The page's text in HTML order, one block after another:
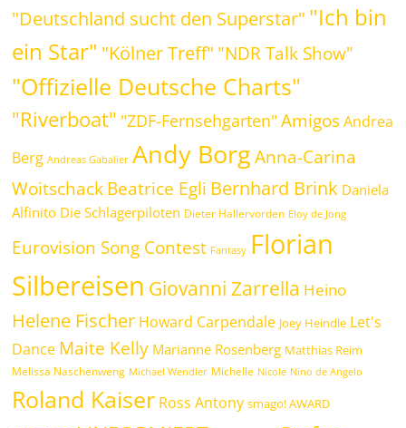
"Deutschland sucht den Superstar" "Ich bin
ein Star" "Kölner Treff" "NDR Talk Show"
"Offizielle Deutsche Charts"
"Riverboat" "ZDF-Fernsehgarten" Amigos Andrea
Berg Andreas Gabalier Andy Borg Anna-Carina
WoitschackBeatrice Egli Bernhard Brink Daniela
Alfinito Die Schlagerpiloten Dieter Hallervorden Eloy de Jong
Eurovision Song Contest Fantasy Florian
Silbereisen Giovanni Zarrella Heino
Helene Fischer Howard Carpendale Joey Heindle Let's
Dance Maite Kelly Marianne Rosenberg Matthias Reim
Melissa Naschenweng Michael Wendler Michelle Nicole Nino de Angelo
Roland Kaiser Ross Antony smago! AWARD